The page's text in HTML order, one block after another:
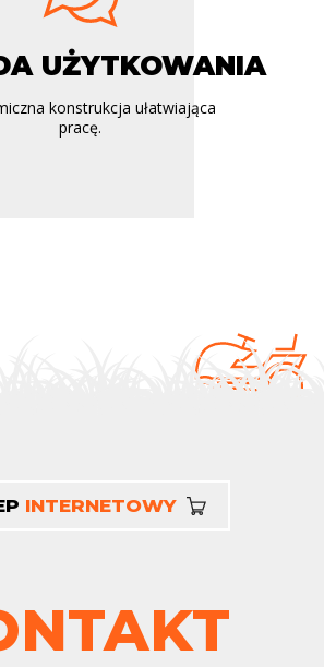
UŻYTKOWANIA
konstrukcja ułatwiająca
pracę.
INTERNETOWY